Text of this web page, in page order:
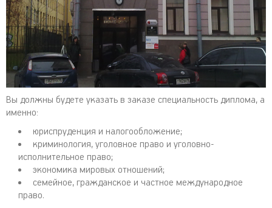
Вы должны будете указать в заказе специальность диплома, а
именно:
юриспруденция и налогообложение;
криминология, уголовное право и уголовно-
исполнительное право;
экономика мировых отношений;
семейное, гражданское и частное международное
право.